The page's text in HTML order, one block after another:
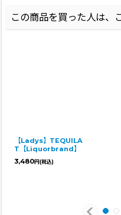
この商品を買った人は、
【Ladys】TEQUILA
T【Liquorbrand】
3,480円 (税込)